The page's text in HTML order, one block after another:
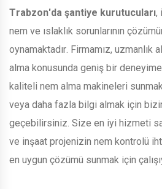
Trabzon'da şantiye kurutucuları,
nem ve ıslaklık sorunlarının
oynamaktadır. Firmamız, uzmanlık
alma konusunda geniş bir
kaliteli nem alma makineleri
veya daha fazla bilgi almak için
geçebilirsiniz. Size en iyi hizmeti
ve inşaat projenizin nem kontrolü
en uygun çözümü sunmak için